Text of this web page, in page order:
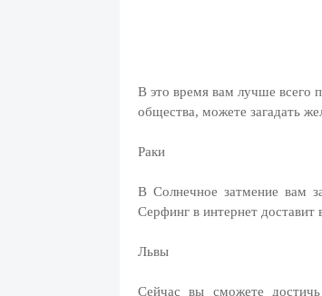
В это время вам лучше всего
общества, можете загадать
Раки
В Солнечное затмение вам
Серфинг в интернет доставит
Львы
Сейчас вы сможете